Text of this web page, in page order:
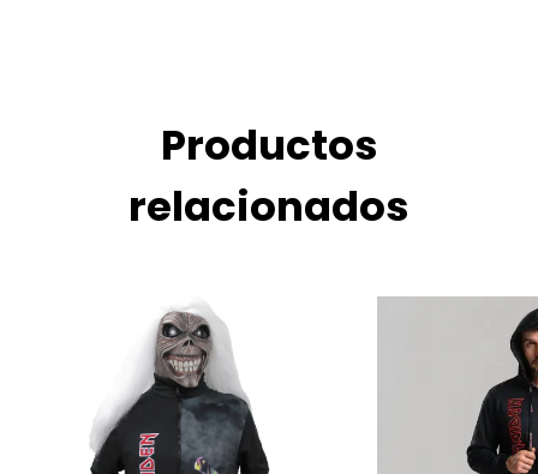
Productos
relacionados